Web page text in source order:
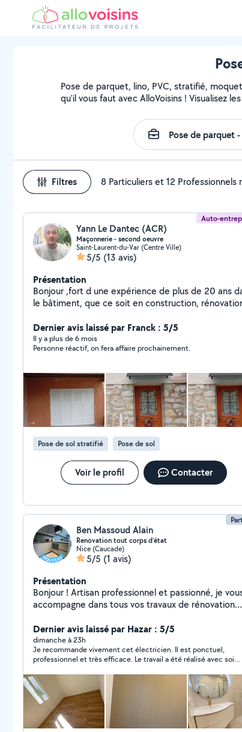
Pose de parquet, lino, PVC, stratifié,
qu'il vous faut avec AlloVoisins ! Visualisez
Filtres 8 Particuliers et 12 Professionnels
Auto-
Yann Le Dantec (ACR)
Maçonnerie - second oeuvre
Saint-Laurent-du-Var (Centre Ville)
5/5 (13 avis)
Présentation
Bonjour ,fort d une expérience de plus de 20 ans
le bâtiment, que ce soit en construction, rénovation
toutes les qualités requises afin de mener a bien
vos projets. J ai donc décidé le 3/03/25 de créer
entreprise.
Dernier avis laissé par Franck : 5/5
Il y a plus de 6 mois
Personne réactif, on fera affaire prochainement.
Pose de sol stratifié Pose de sol
Voir le profil Contacter
Ben Massoud Alain
Renovation tout corps d’état
Nice (Caucade)
5/5 (1 avis)
Présentation
Bonjour ! Artisan professionnel et passionné, je
accompagne dans tous vos travaux de rénovation
pour donner vie à vos projets. Mes domaines
d'intervention : Second œuvre : Placo, bandes, peinture
& pose de parquet. Technique : Électricité aux normes
et plomberie. Aménagement : Pose de cuisines
équipées, montage de meubles et dressings. Mon
engagement : un travail soigné, des finitions
impeccables et un chantier toujours propre.
Contactez-moi pour discuter de votre projet, le
est gratuit !
Dernier avis laissé par Hazar : 5/5
dimanche à 23h
Je recommande vivement cet électricien. Il est ponctuel,
professionnel et très efficace. Le travail a été réalisé avec soin,
également pris le temps de répondre à mes questions et de
donner de bons conseils. Je n’hésiterai pas à faire de nouveau
appel à lui et je le recommande sans hésitation.